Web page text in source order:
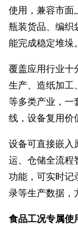
使用，兼容市面
瓶装货品、编织
能完成稳定堆垛。
覆盖应用行业十
生产、造纸加工
等多类产业，一
线，设备复用价
设备可直接嵌入
运、仓储全流程
功能，可实时记
录等生产数据，
食品工况专属使